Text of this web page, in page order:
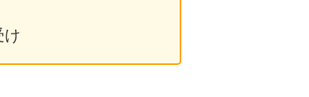
け